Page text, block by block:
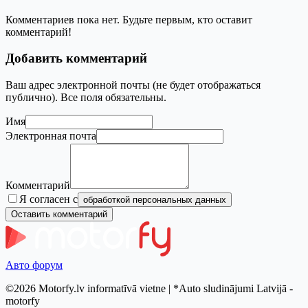
Комментариев пока нет. Будьте первым, кто оставит
комментарий!
Добавить комментарий
Ваш адрес электронной почты (не будет отображаться
публично). Все поля обязательны.
Имя
Электронная почта
Комментарий
Я согласен с обработкой персональных данных
Оставить комментарий
Авто форум
©2026 Motorfy.lv informatīvā vietne | *Auto sludinājumi Latvijā -
motorfy